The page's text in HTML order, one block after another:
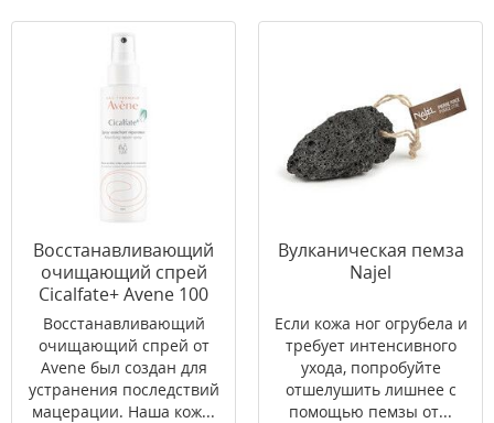
Восстанавливающий
очищающий спрей
Cicalfate+ Avene 100
мл
Восстанавливающий
очищающий спрей от
Avene был создан для
устранения последствий
мацерации. Наша кож...
Вулканическая пемза
Najel
Если кожа ног огрубела и
требует интенсивного
ухода, попробуйте
отшелушить лишнее с
помощью пемзы от...